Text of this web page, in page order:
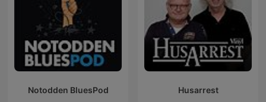
Notodden BluesPod Husarrest